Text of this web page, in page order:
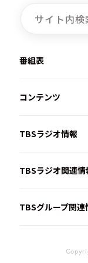
番組表
コンテンツ
TBSラジオ情報
TBSラジオ関連情
TBSグループ関連